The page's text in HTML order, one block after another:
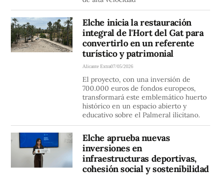
Elche inicia la restauración
integral de l'Hort del Gat para
convertirlo en un referente
turístico y patrimonial
Alicante Extra07/05/2026
El proyecto, con una inversión de
700.000 euros de fondos europeos,
transformará este emblemático huerto
histórico en un espacio abierto y
educativo sobre el Palmeral ilicitano.
Elche aprueba nuevas
inversiones en
infraestructuras deportivas,
cohesión social y sostenibilidad